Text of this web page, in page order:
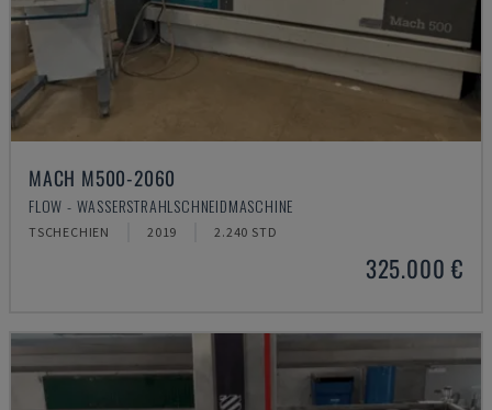
MACH M500-2060
FLOW - WASSERSTRAHLSCHNEIDMASCHINE
TSCHECHIEN 2019 2.240 STD
325.000 €